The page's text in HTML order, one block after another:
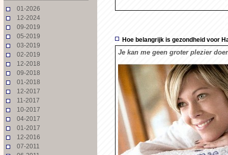
01-2026
12-2024
09-2019
05-2019
03-2019
02-2019
12-2018
09-2018
01-2018
12-2017
11-2017
10-2017
04-2017
01-2017
12-2016
07-2011
Hoe belangrijk is gezondheid voor
Je kan me geen groter plezier